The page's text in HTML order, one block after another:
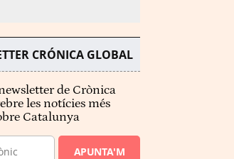
CRÓNICA GLOBAL
de Crònica
les notícies més
Catalunya
APUNTA'M